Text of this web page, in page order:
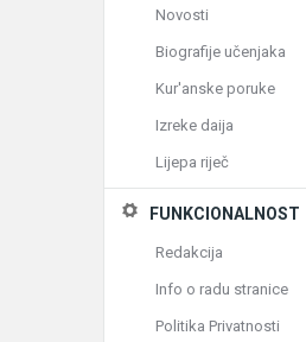
Novosti
Biografije učenjaka
Kur'anske poruke
Izreke daija
Lijepa riječ
FUNKCIONALNOST
Redakcija
Info o radu stranice
Politika Privatnosti